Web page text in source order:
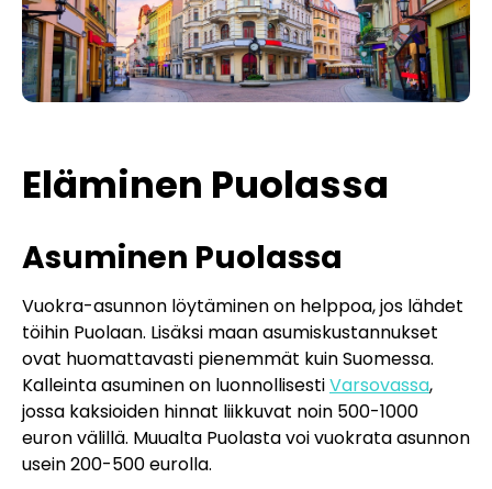
Eläminen Puolassa
Asuminen Puolassa
Vuokra-asunnon löytäminen on helppoa, jos lähdet
töihin Puolaan. Lisäksi maan asumiskustannukset
ovat huomattavasti pienemmät kuin Suomessa.
Kalleinta asuminen on luonnollisestiVarsovassa,
jossa kaksioiden hinnat liikkuvat noin 500-1000
euron välillä. Muualta Puolasta voi vuokrata asunnon
usein 200-500 eurolla.